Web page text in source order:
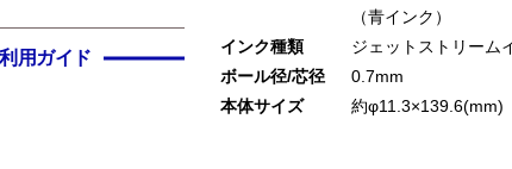
用ガイド
（青インク）
インク種類
ジェットストリーム
ボール径/芯径
0.7mm
本体サイズ
約φ11.3×139.6(mm)